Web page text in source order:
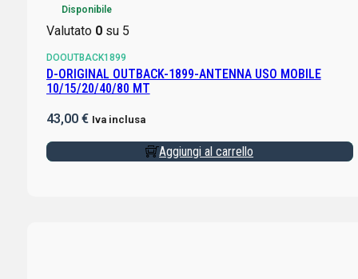
Disponibile
Valutato 0su 5
DOOUTBACK1899
D-ORIGINAL OUTBACK-1899-ANTENNA USO MOBILE
10/15/20/40/80 MT
43,00 € Iva inclusa
Aggiungi al carrello